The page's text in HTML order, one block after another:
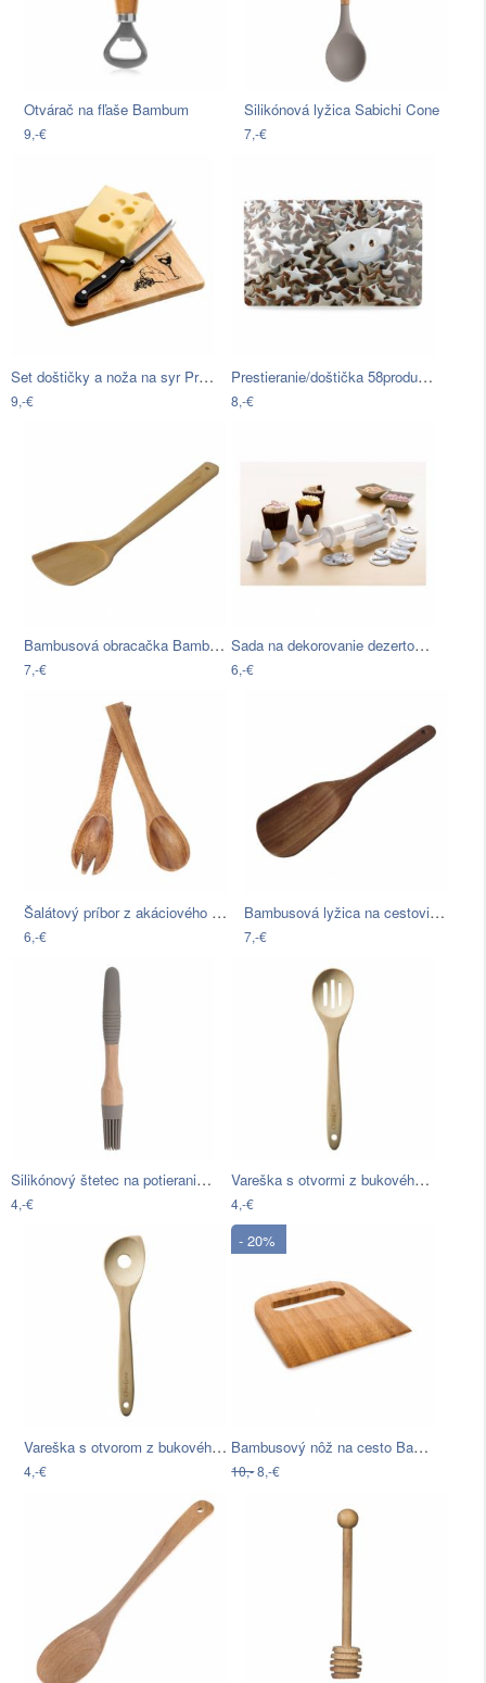
Otvárač na fľaše Bambum
9,-€
Silikónová lyžica Sabichi Cone
7,-€
Set doštičky a noža na syr Premier…
9,-€
Prestieranie/doštička 58products…
8,-€
Bambusová obracačka Bambum Victor
7,-€
Sada na dekorovanie dezertov Premier…
6,-€
Šalátový príbor z akáciového dreva…
6,-€
Bambusová lyžica na cestoviny Bambum…
7,-€
Silikónový štetec na potieranie Sabichi…
4,-€
Vareška s otvormi z bukového dreva…
4,-€
Vareška s otvorom z bukového dreva…
4,-€
- 20%
Bambusový nôž na cesto Bambum Fulk
10,-8,-€